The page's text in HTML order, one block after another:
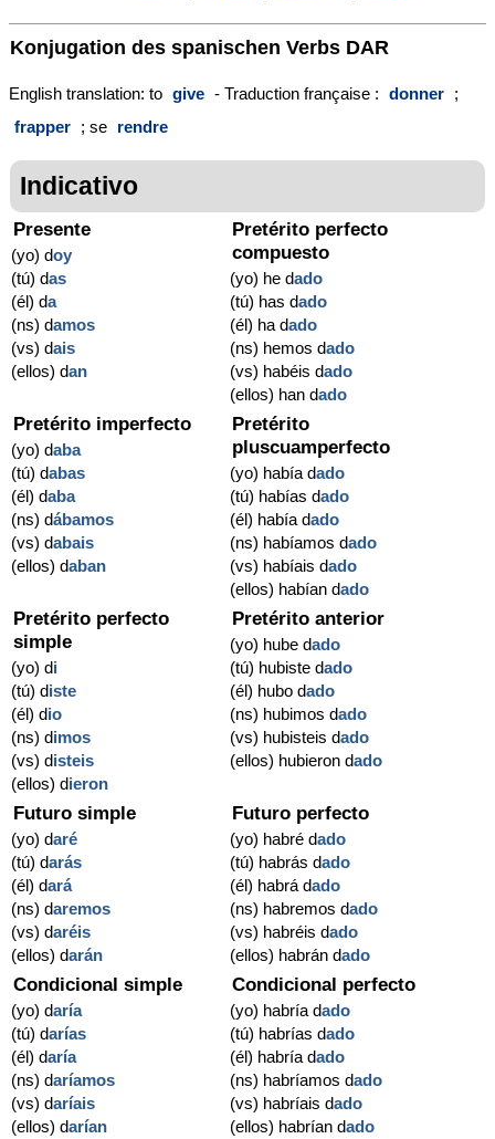
Konjugation des spanischen Verbs DAR
English translation: to give - Traduction française : donner ;
frapper ; se rendre
Indicativo
Presente
(yo) doy
(tú) das
(él) da
(ns) damos
(vs) dais
(ellos) dan
Pretérito perfecto
compuesto
(yo) he dado
(tú) has dado
(él) ha dado
(ns) hemos dado
(vs) habéis dado
(ellos) han dado
Pretérito imperfecto
(yo) daba
(tú) dabas
(él) daba
(ns) dábamos
(vs) dabais
(ellos) daban
Pretérito
pluscuamperfecto
(yo) había dado
(tú) habías dado
(él) había dado
(ns) habíamos dado
(vs) habíais dado
(ellos) habían dado
Pretérito perfecto
simple
(yo) di
(tú) diste
(él) dio
(ns) dimos
(vs) disteis
(ellos) dieron
Pretérito anterior
(yo) hube dado
(tú) hubiste dado
(él) hubo dado
(ns) hubimos dado
(vs) hubisteis dado
(ellos) hubieron dado
Futuro simple
(yo) daré
(tú) darás
(él) dará
(ns) daremos
(vs) daréis
(ellos) darán
Futuro perfecto
(yo) habré dado
(tú) habrás dado
(él) habrá dado
(ns) habremos dado
(vs) habréis dado
(ellos) habrán dado
Condicional simple
(yo) daría
(tú) darías
(él) daría
(ns) daríamos
(vs) daríais
(ellos) darían
Condicional perfecto
(yo) habría dado
(tú) habrías dado
(él) habría dado
(ns) habríamos dado
(vs) habríais dado
(ellos) habrían dado